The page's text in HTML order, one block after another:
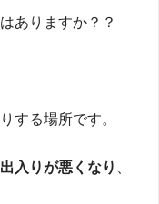
ありますか？？
する場所です。
入りが悪くなり